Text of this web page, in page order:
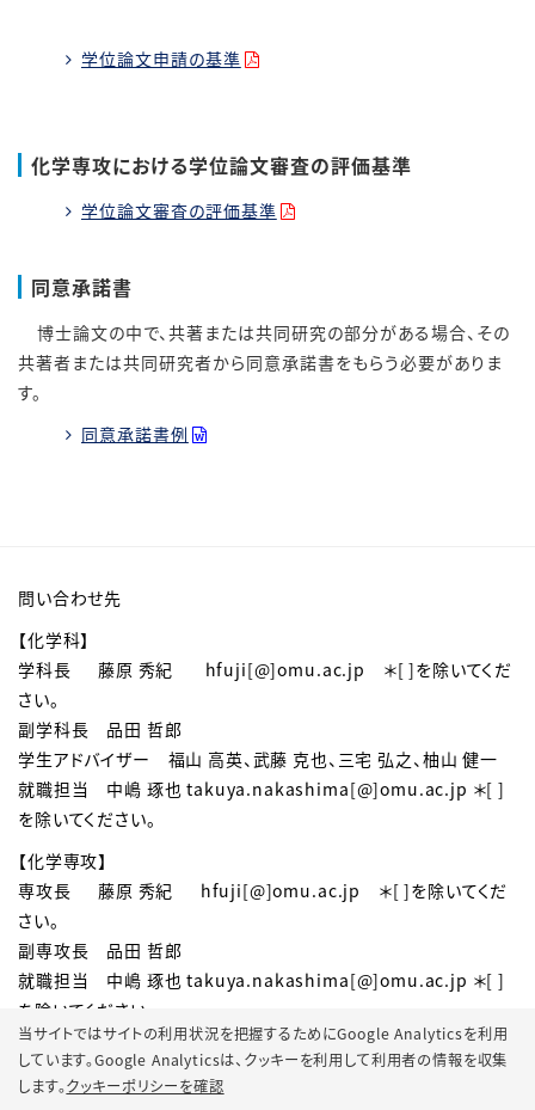
学位論文申請の基準
化学専攻における学位論文審査の評価基準
学位論文審査の評価基準
同意承諾書
博士論文の中で、共著または共同研究の部分がある場合、その
共著者または共同研究者から同意承諾書をもらう必要がありま
す。
同意承諾書例
当サイトではサイトの利用状況を把握するためにGoogle Analyticsを利用
しています。Google Analyticsは、 クッキーを利用して利用者の情報を収集
します。クッキーポリシーを確認
問い合わせ先
【化学科】
学科長 藤原 秀紀 hfuji[@]omu.ac.jp ＊[ ]を除いてくだ
さい。
副学科長 品田 哲郎
学生アドバイザー 福山 高英、武藤 克也、三宅 弘之、柚山 健一
就職担当 中嶋 琢也 takuya.nakashima[@]omu.ac.jp ＊[ ]
を除いてください。
【化学専攻】
専攻長 藤原 秀紀 hfuji[@]omu.ac.jp
＊[ ]を除いてくだ
さい。
副専攻長 品田 哲郎
就職担当 中嶋 琢也 takuya.nakashima[@]omu.ac.jp ＊[ ]
を除いてください。